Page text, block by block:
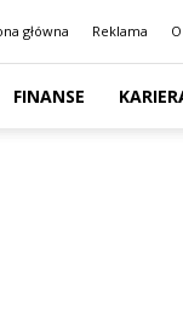
główna Reklama
FINANSE